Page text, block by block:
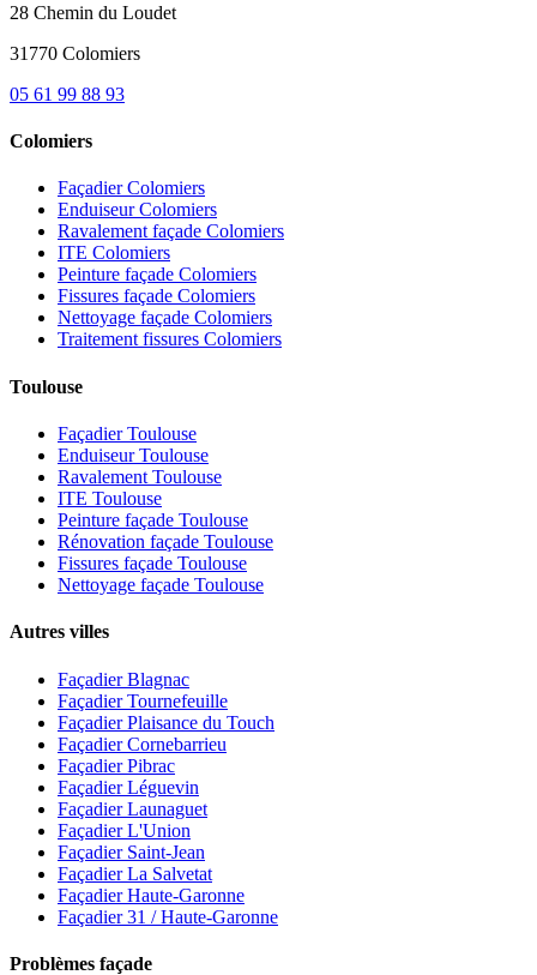
28 Chemin du Loudet
31770 Colomiers
05 61 99 88 93
Colomiers
Façadier Colomiers
Enduiseur Colomiers
Ravalement façade Colomiers
ITE Colomiers
Peinture façade Colomiers
Fissures façade Colomiers
Nettoyage façade Colomiers
Traitement fissures Colomiers
Toulouse
Façadier Toulouse
Enduiseur Toulouse
Ravalement Toulouse
ITE Toulouse
Peinture façade Toulouse
Rénovation façade Toulouse
Fissures façade Toulouse
Nettoyage façade Toulouse
Autres villes
Façadier Blagnac
Façadier Tournefeuille
Façadier Plaisance du Touch
Façadier Cornebarrieu
Façadier Pibrac
Façadier Léguevin
Façadier Launaguet
Façadier L'Union
Façadier Saint-Jean
Façadier La Salvetat
Façadier Haute-Garonne
Façadier 31 / Haute-Garonne
Problèmes façade